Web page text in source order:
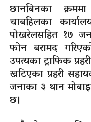
छानबिनका
चाबहिलका
पोखरेलसहित १७
फोन बरामद
उपत्यका ट्राफिक
खटिएका प्रहरी
जनाका ३ थान
छ।